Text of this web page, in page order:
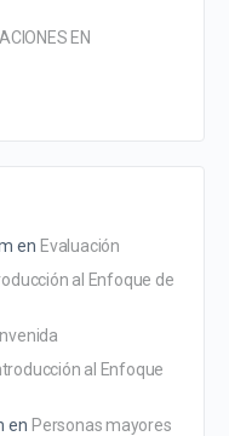
EN
en Evaluación
al Enfoque de
al Enfoque
en Personas mayores